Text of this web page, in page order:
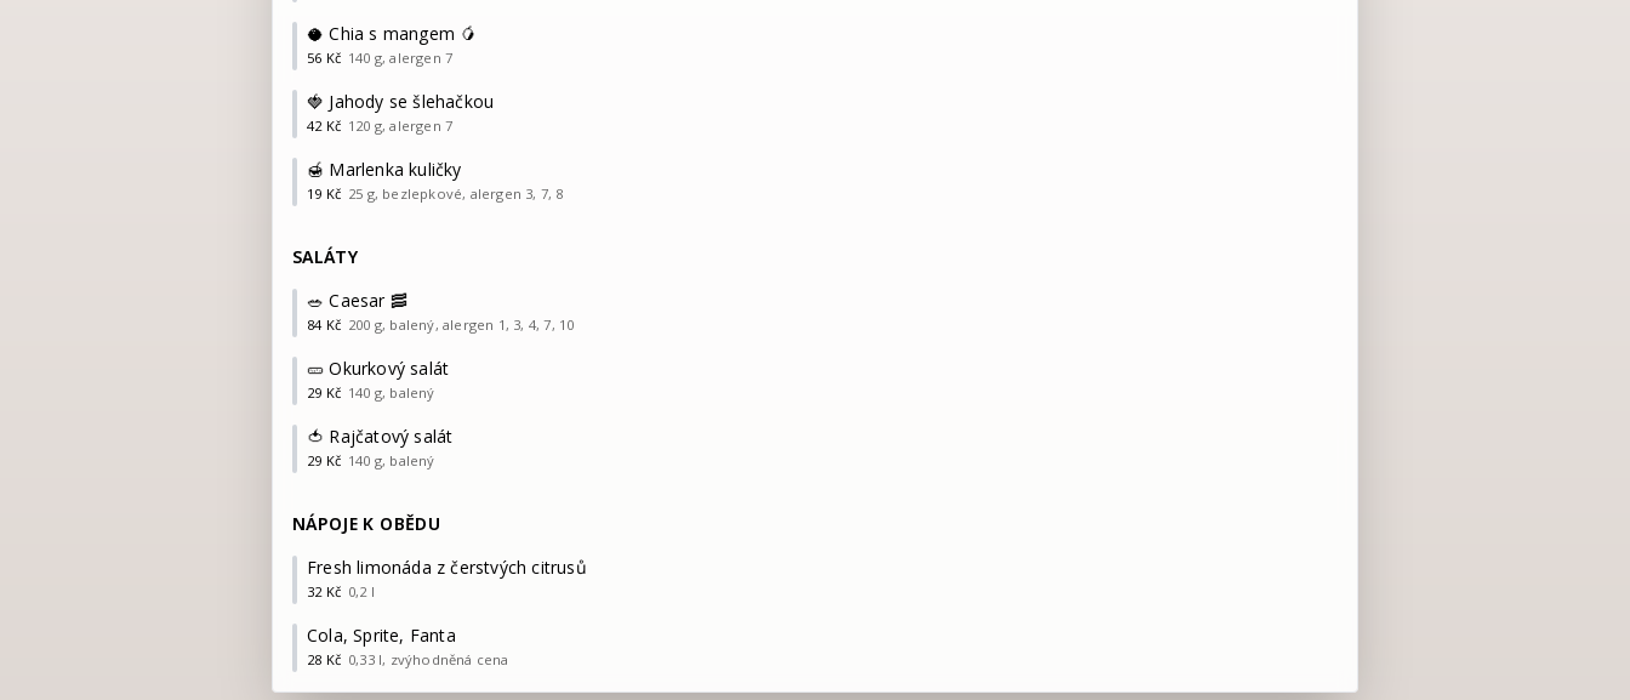
🥥 Chia s mangem 🥭
56 Kč 140 g, alergen 7
🍓 Jahody se šlehačkou
42Kč 120 g, alergen 7
🍯 Marlenka kuličky
19 Kč 25 g, bezlepkové, alergen 3, 7, 8
SALÁTY
🥗 Caesar 🥓
84Kč 200 g, balený, alergen 1, 3, 4, 7, 10
🥒 Okurkový salát
29 Kč 140 g, balený
🍅 Rajčatový salát
29 Kč 140 g, balený
NÁPOJE K OBĚDU
Fresh limonáda z čerstvých citrusů
32Kč 0,2 l
Cola, Sprite, Fanta
28 Kč 0,33 l, zvýhodněná cena